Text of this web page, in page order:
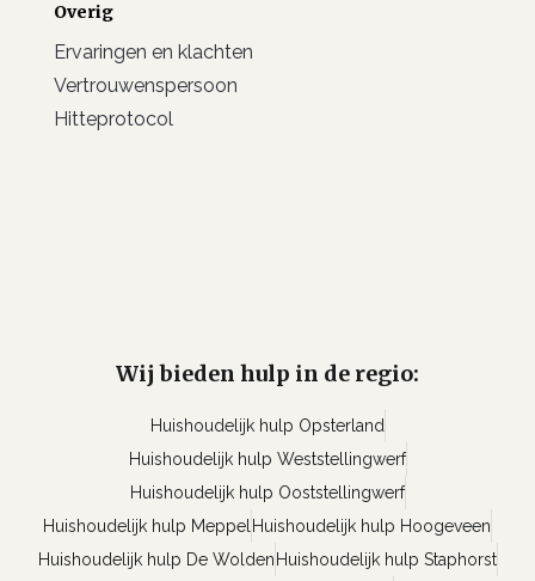
Overig
Ervaringen en klachten
Vertrouwenspersoon
Hitteprotocol
Wij bieden hulp in de regio:
Huishoudelijk hulp Opsterland
Huishoudelijk hulp Weststellingwerf
Huishoudelijk hulp Ooststellingwerf
Huishoudelijk hulp MeppelHuishoudelijk hulp Hoogeveen
Huishoudelijk hulp De Wolden Huishoudelijk hulp Staphorst